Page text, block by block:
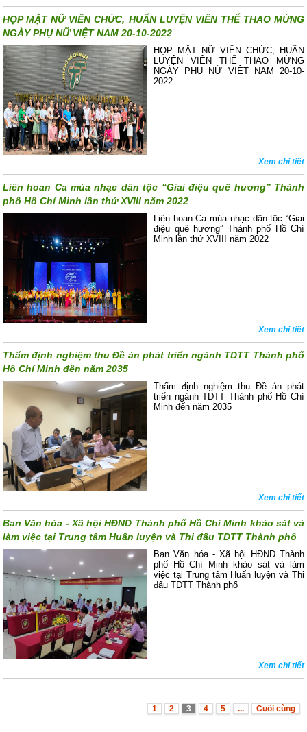
HỌP MẶT NỮ VIÊN CHỨC, HUẤN LUYỆN VIÊN THỂ THAO MỪNG
NGÀY PHỤ NỮ VIỆT NAM 20-10-2022
HỌP MẶT NỮ VIÊN CHỨC, HUẤN
LUYỆN VIÊN THỂ THAO MỪNG
NGÀY PHỤ NỮ VIỆT NAM 20-10-
2022
Xem chi tiết
Liên hoan Ca múa nhạc dân tộc “Giai điệu quê hương” Thành
phố Hồ Chí Minh lần thứ XVIII năm 2022
Liên hoan Ca múa nhạc dân tộc “Giai
điệu quê hương” Thành phố Hồ Chí
Minh lần thứ XVIII năm 2022
Xem chi tiết
Thẩm định nghiệm thu Đề án phát triển ngành TDTT Thành phố
Hồ Chí Minh đến năm 2035
Thẩm định nghiệm thu Đề án phát
triển ngành TDTT Thành phố Hồ Chí
Minh đến năm 2035
Xem chi tiết
Ban Văn hóa - Xã hội HĐND Thành phố Hồ Chí Minh khảo sát và
làm việc tại Trung tâm Huấn luyện và Thi đấu TDTT Thành phố
Ban Văn hóa - Xã hội HĐND Thành
phố Hồ Chí Minh khảo sát và làm
việc tại Trung tâm Huấn luyện và Thi
đấu TDTT Thành phố
Xem chi tiết
1 2 3 4 5 ... Cuối cùng